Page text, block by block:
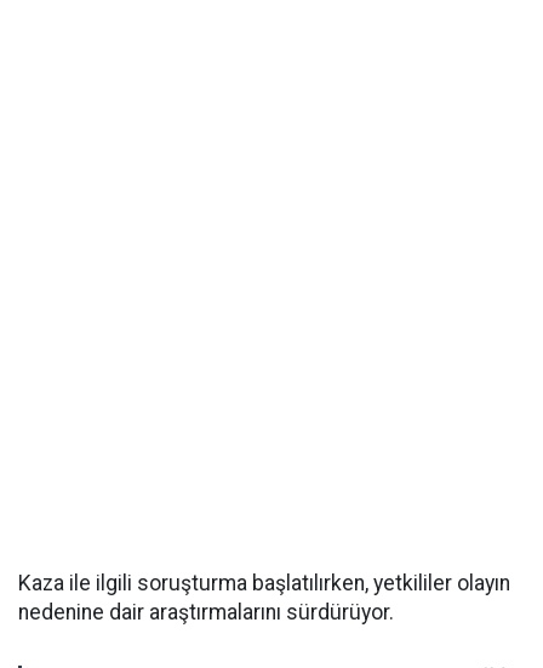
Kaza ile ilgili soruşturma başlatılırken, yetkililer olayın
nedenine dair araştırmalarını sürdürüyor.